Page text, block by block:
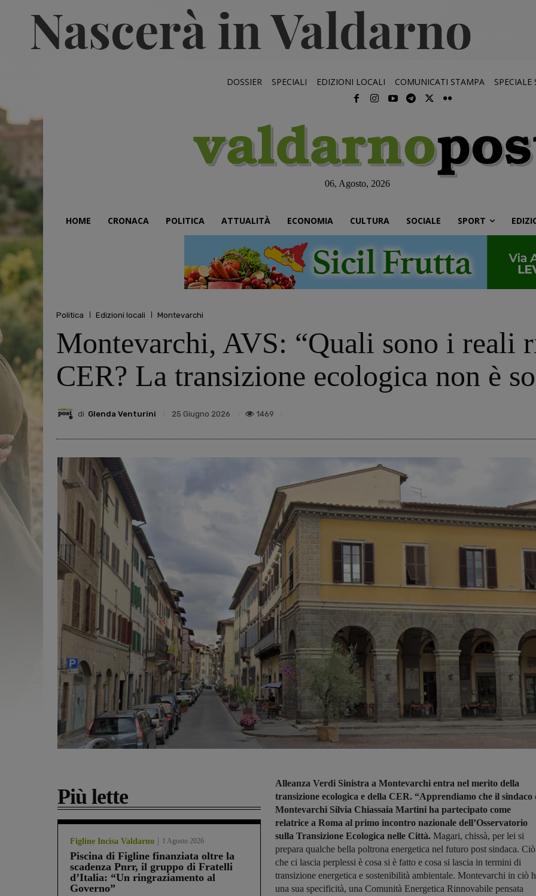
DOSSIER SPECIALI EDIZIONI LOCALI COMUNICATI STAMPA SPECIALE
06, Agosto, 2026
HOME CRONACA POLITICA ATTUALITÀ ECONOMIA CULTURA SOCIALE SPORT
Politica Edizioni locali Montevarchi
Montevarchi, AVS: “Quali sono i reali
CER? La transizione ecologica non è
di Glenda Venturini 25 Giugno 2026 1469
Più lette
Figline Incisa Valdarno 1 Agosto 2026
Piscina di Figline finanziata oltre la
scadenza Pnrr, il gruppo di Fratelli
d’Italia: “Un ringraziamento al
Governo”
Alleanza Verdi Sinistra a Montevarchi entra nel merito della
transizione ecologica e della CER. “Apprendiamo che il sindaco
Montevarchi Silvia Chiassaia Martini ha partecipato come
relatrice a Roma al primo incontro nazionale dell’Osservatorio
sulla Transizione Ecologica nelle Città. Magari, chissà, per lei si
prepara qualche bella poltrona energetica nel futuro post sindaca. Ciò
che ci lascia perplessi è cosa si è fatto e cosa si lascia in termini di
transizione energetica e sostenibilità ambientale. Montevarchi in ciò
una sua specificità, una Comunità Energetica Rinnovabile pensata